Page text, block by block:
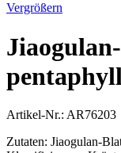
Vergrößern
Artikel-Nr.: AR76203
Zutaten: Jiaogulan-